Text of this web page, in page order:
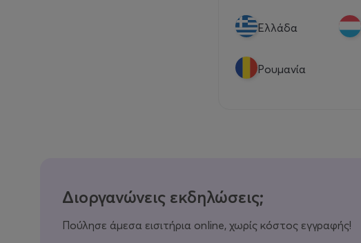
Eλλάδα
Ρουμανία
Διοργανώνεις εκδηλώσεις;
Πούλησε άμεσα εισιτήρια online, χωρίς κόστος εγγραφής!